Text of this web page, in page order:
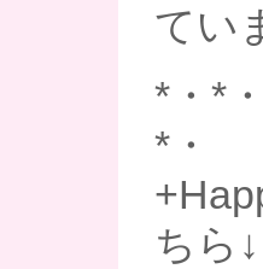
てい
*・*
*・
ちら↓